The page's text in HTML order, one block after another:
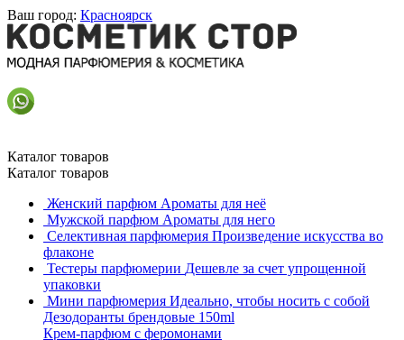
Ваш город: Красноярск
Каталог товаров
Каталог товаров
Женский парфюм Ароматы для неё
Мужской парфюм Ароматы для него
Селективная парфюмерия Произведение искусства во
флаконе
Тестеры парфюмерии Дешевле за счет упрощенной
упаковки
Мини парфюмерия Идеально, чтобы носить с собой
Дезодоранты брендовые 150ml
Крем-парфюм с феромонами